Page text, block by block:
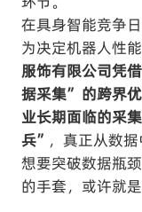
在具身智能竞争
为决定机器人性
服饰有限公司凭
据采集” 的跨界
业长期面临的采
兵” ，真正从数
想要突破数据瓶
的手套，或许就